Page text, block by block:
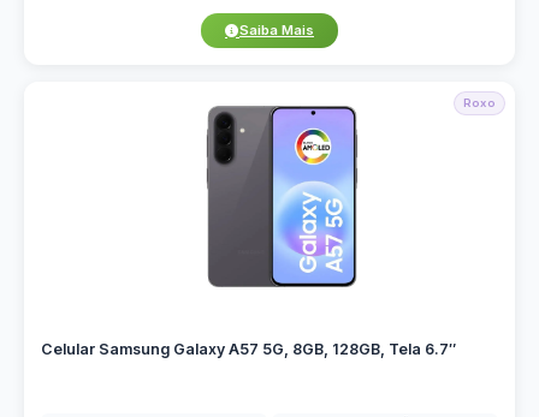
Saiba Mais
Roxo
Celular Samsung Galaxy A57 5G, 8GB, 128GB, Tela 6.7″